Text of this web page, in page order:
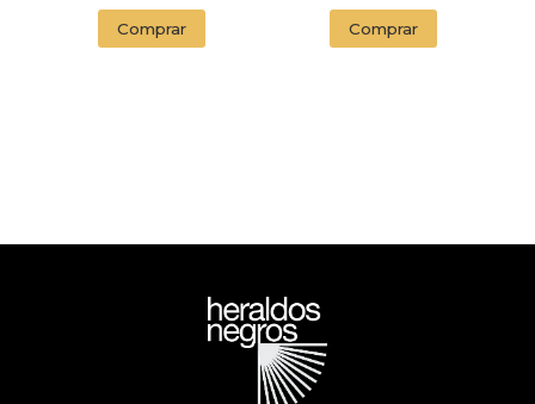
Comprar Comprar